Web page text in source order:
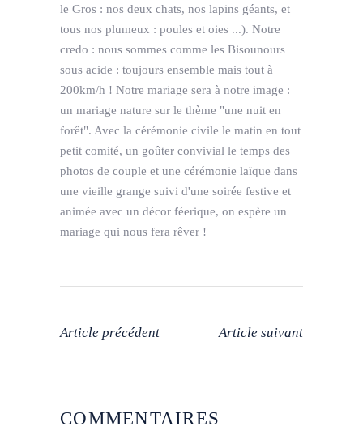
le Gros : nos deux chats, nos lapins géants, et
tous nos plumeux : poules et oies ...). Notre
credo : nous sommes comme les Bisounours
sous acide : toujours ensemble mais tout à
200km/h ! Notre mariage sera à notre image :
un mariage nature sur le thème "une nuit en
forêt". Avec la cérémonie civile le matin en tout
petit comité, un goûter convivial le temps des
photos de couple et une cérémonie laïque dans
une vieille grange suivi d'une soirée festive et
animée avec un décor féerique, on espère un
mariage qui nous fera rêver !
Article précédent Article suivant
COMMENTAIRES